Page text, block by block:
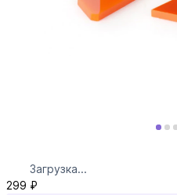
Загрузка...
299 ₽